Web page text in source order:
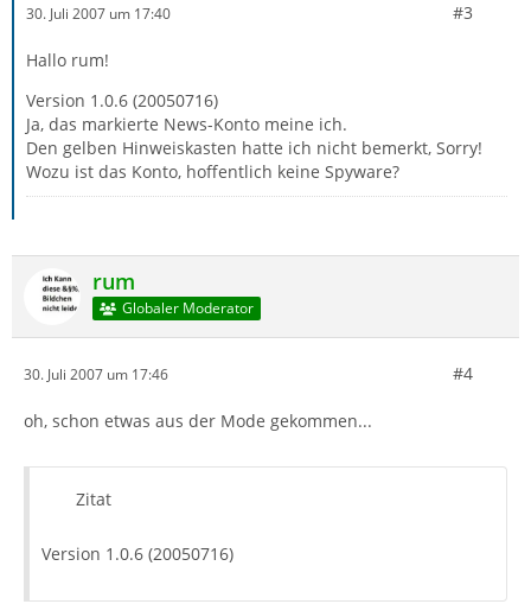
30. Juli 2007 um 17:40 #3
Hallo rum!
Version 1.0.6 (20050716)
Ja, das markierte News-Konto meine ich.
Den gelben Hinweiskasten hatte ich nicht bemerkt, Sorry!
Wozu ist das Konto, hoffentlich keine Spyware?
rum
Globaler Moderator
30. Juli 2007 um 17:46 #4
oh, schon etwas aus der Mode gekommen...
Zitat
Version 1.0.6 (20050716)